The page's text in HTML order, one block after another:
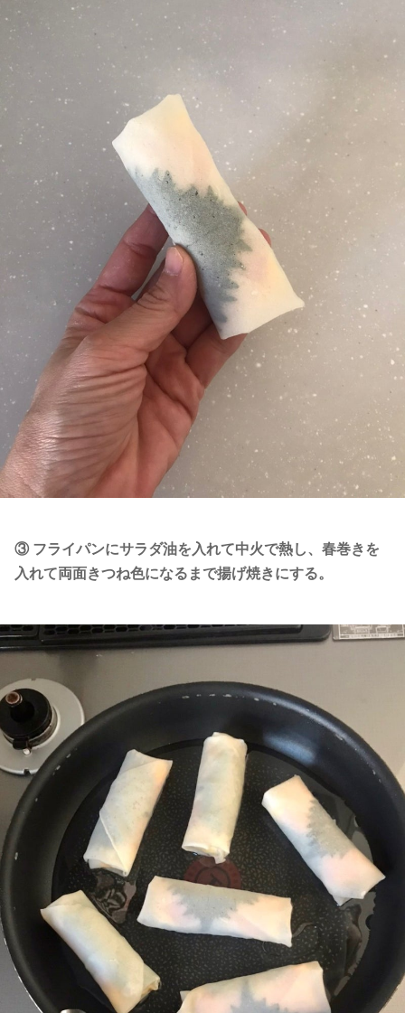
③ フライパンにサラダ油を入れて中火で熱し、春巻きを
入れて両面きつね色になるまで揚げ焼きにする。